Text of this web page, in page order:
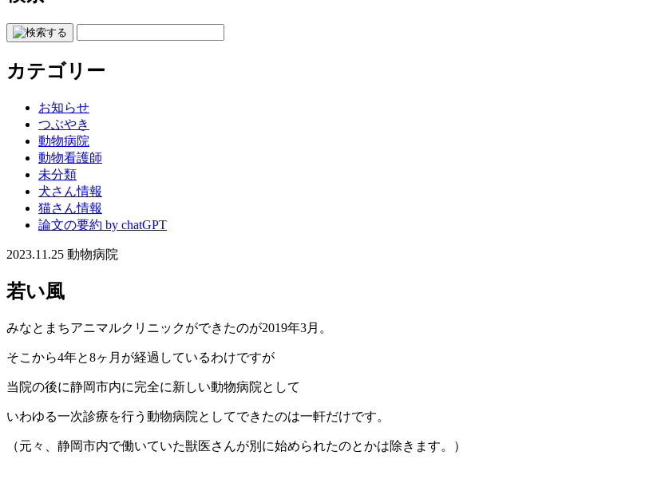
カテゴリー
お知らせ
つぶやき
動物病院
動物看護師
未分類
犬さん情報
猫さん情報
論文の要約 by chatGPT
2023.11.25 動物病院
若い風
みなとまちアニマルクリニックができたのが2019年3月。
そこから4年と8ヶ月が経過しているわけですが
当院の後に静岡市内に完全に新しい動物病院として
いわゆる一次診療を行う動物病院としてできたのは一軒だけです。
（元々、静岡市内で働いていた獣医さんが別に始められたのとかは除きます。）